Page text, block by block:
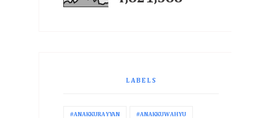
LABELS
#ANAKKURAYYAN #ANAKKUWAHYU